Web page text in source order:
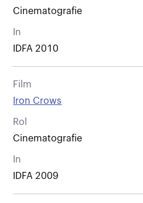
Cinematografie
In
IDFA 2010
Film
Iron Crows
Rol
Cinematografie
In
IDFA 2009